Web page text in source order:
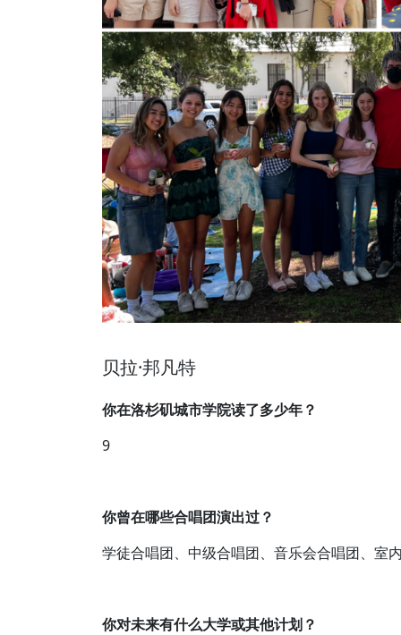
贝拉·邦凡特
你在洛杉矶城市学院读了多少年？
9
你曾在哪些合唱团演出过？
学徒合唱团、中级合唱团、音乐会合唱团、室
你对未来有什么大学或其他计划？